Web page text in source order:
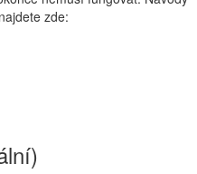
zde: